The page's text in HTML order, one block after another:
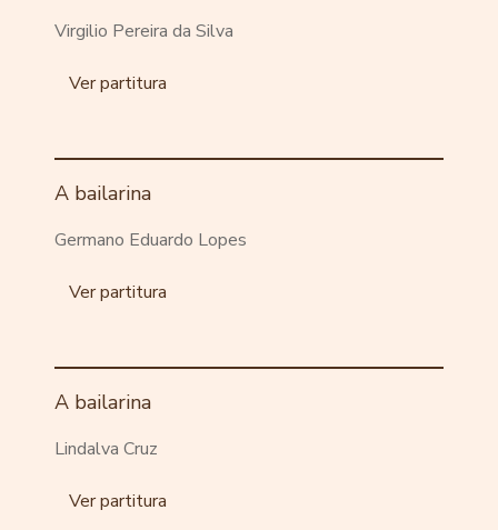
Virgilio Pereira da Silva
Ver partitura
A bailarina
Germano Eduardo Lopes
Ver partitura
A bailarina
Lindalva Cruz
Ver partitura